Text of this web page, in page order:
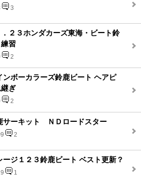
3
．２３ホンダカーズ東海・ビート鈴
習
2
ンボーカラーズ鈴鹿ビート ヘアピ
ぎ
2
サーキット ＮＤロードスター
2
ージ１２３鈴鹿ビート ベスト更新？
1